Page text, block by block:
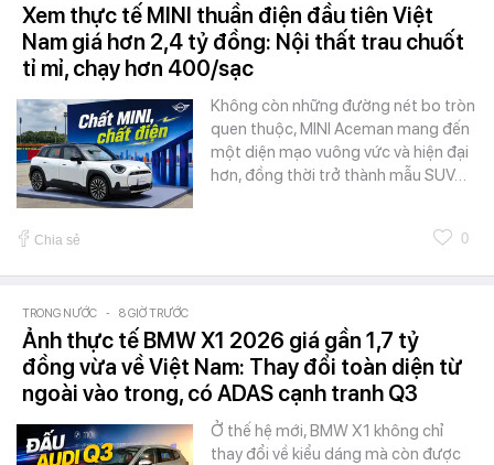
Xem thực tế MINI thuần điện đầu tiên Việt
Nam giá hơn 2,4 tỷ đồng: Nội thất trau chuốt
tỉ mỉ, chạy hơn 400/sạc
Không còn những đường nét bo tròn
quen thuộc, MINI Aceman mang đến
một diện mạo vuông vức và hiện đại
hơn, đồng thời trở thành mẫu SUV…
Chia sẻ 0
TRONG NƯỚC - 8 GIỜ TRƯỚC
Ảnh thực tế BMW X1 2026 giá gần 1,7 tỷ
đồng vừa về Việt Nam: Thay đổi toàn diện từ
ngoài vào trong, có ADAS cạnh tranh Q3
Ở thế hệ mới, BMW X1 không chỉ
thay đổi về kiểu dáng mà còn được